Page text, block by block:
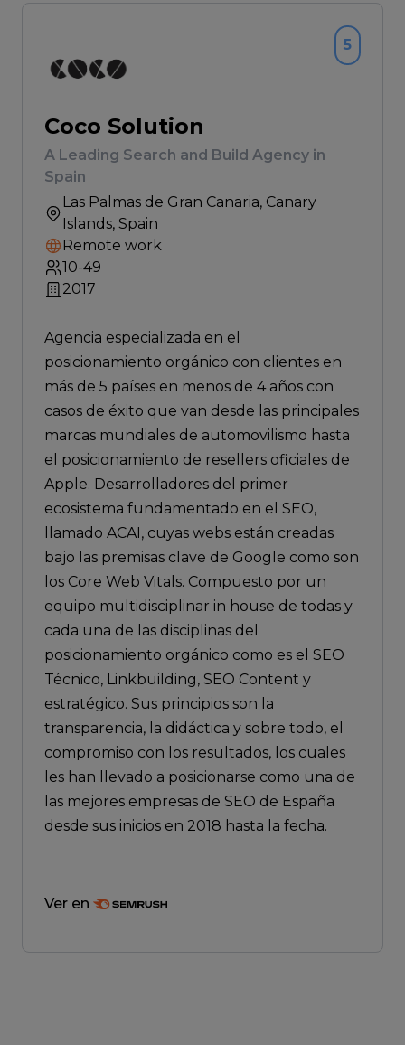
Coco Solution
A Leading Search and Build Agency in
Spain
Las Palmas de Gran Canaria, Canary
Islands, Spain
Remote work
10-49
2017
5
Agencia especializada en el
posicionamiento orgánico con clientes en
más de 5 países en menos de 4 años con
casos de éxito que van desde las principales
marcas mundiales de automovilismo hasta
el posicionamiento de resellers oficiales de
Apple. Desarrolladores del primer
ecosistema fundamentado en el SEO,
llamado ACAI, cuyas webs están creadas
bajo las premisas clave de Google como son
los Core Web Vitals. Compuesto por un
equipo multidisciplinar in house de todas y
cada una de las disciplinas del
posicionamiento orgánico como es el SEO
Técnico, Linkbuilding, SEO Content y
estratégico. Sus principios son la
transparencia, la didáctica y sobre todo, el
compromiso con los resultados, los cuales
les han llevado a posicionarse como una de
las mejores empresas de SEO de España
desde sus inicios en 2018 hasta la fecha.
Ver en